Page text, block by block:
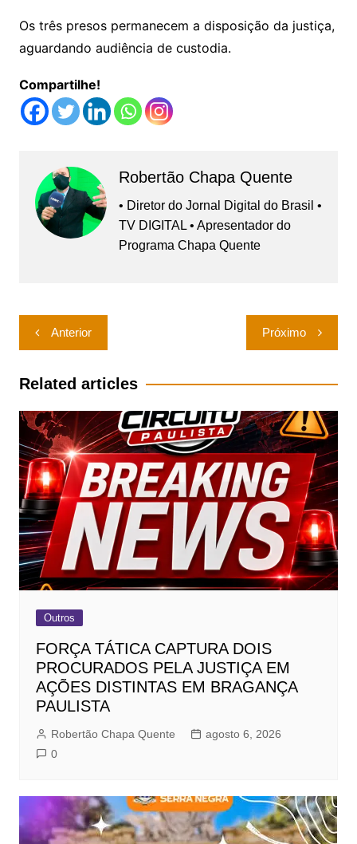
Os três presos permanecem a disposição da justiça,
aguardando audiência de custodia.
Compartilhe!
Robertão Chapa Quente
• Diretor do Jornal Digital do Brasil •
TV DIGITAL • Apresentador do
Programa Chapa Quente
Navegação
de
Post
Anterior Próximo
Related articles
Outros
FORÇA TÁTICA CAPTURA DOIS
PROCURADOS PELA JUSTIÇA EM
AÇÕES DISTINTAS EM BRAGANÇA
PAULISTA
Robertão Chapa Quente
agosto 6, 2026
0